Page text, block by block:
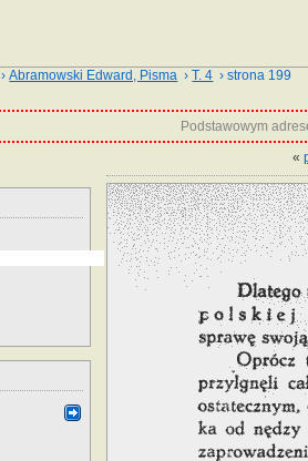
›Abramowski Edward, Pisma ›T. 4 › strona 199
Podstawowym
«